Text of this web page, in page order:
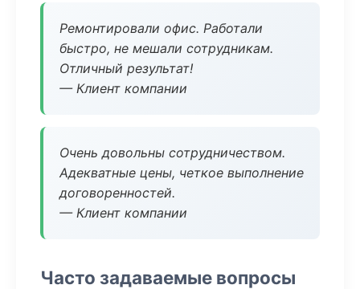
Ремонтировали офис. Работали
быстро, не мешали сотрудникам.
Отличный результат!
— Клиент компании
Очень довольны сотрудничеством.
Адекватные цены, четкое выполнение
договоренностей.
— Клиент компании
Часто задаваемые вопросы